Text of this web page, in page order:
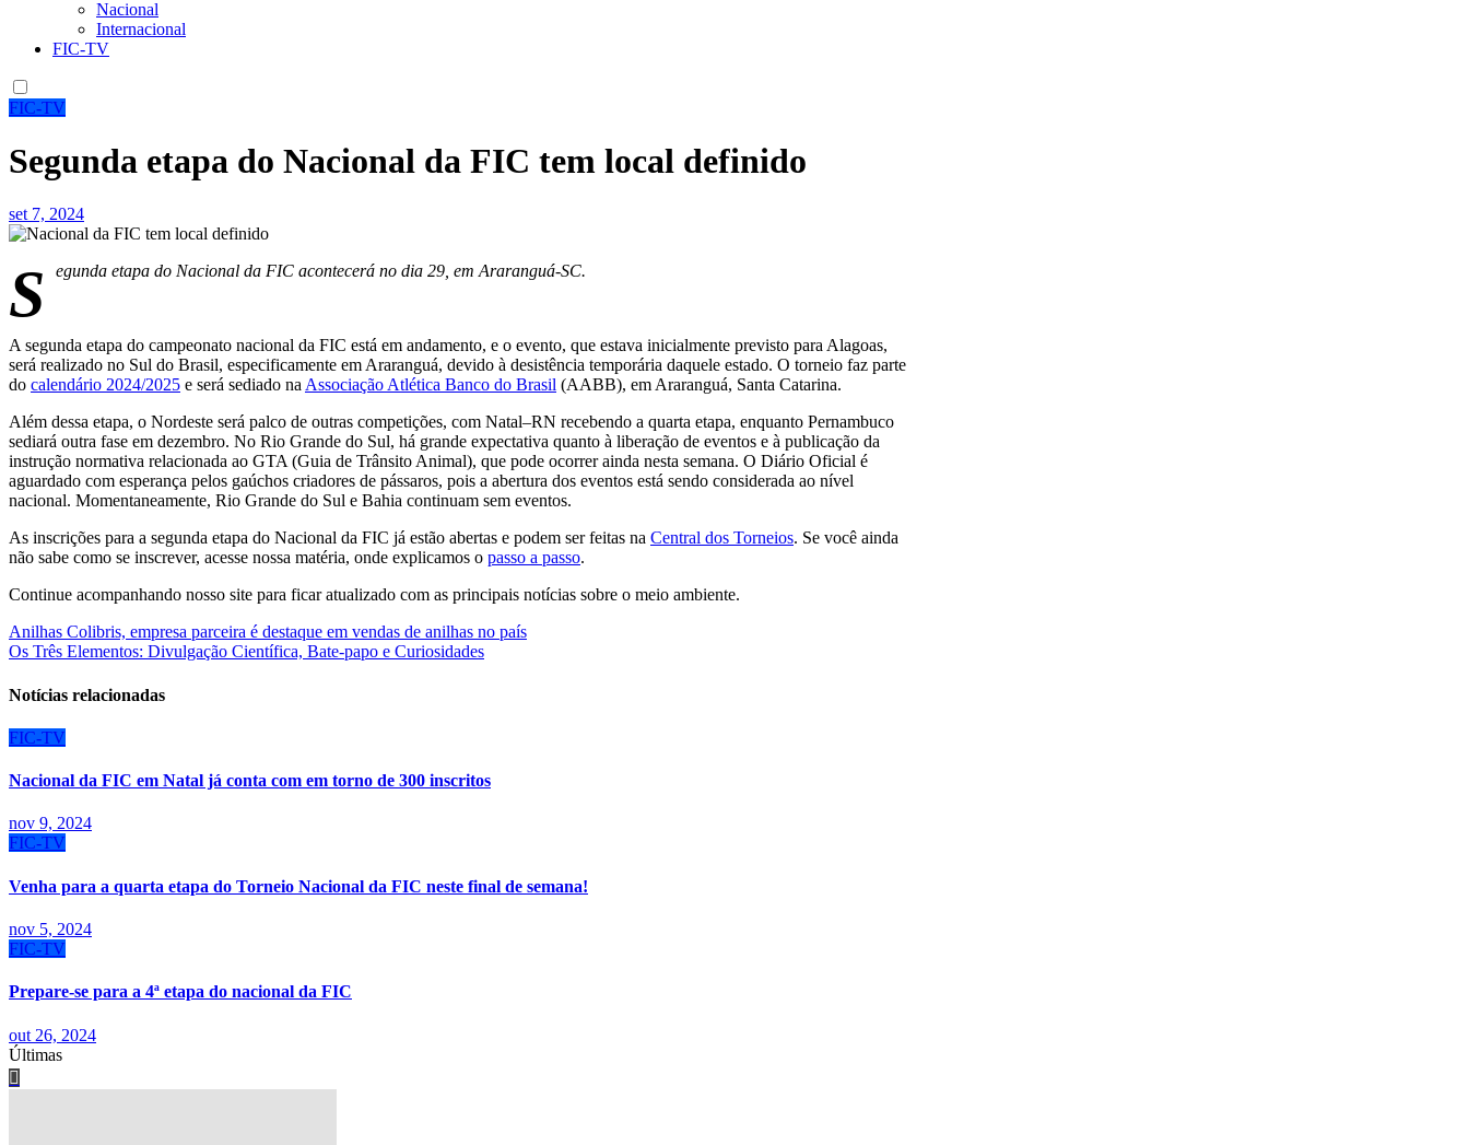
Nacional
Internacional
FIC-TV
FIC-TV
Segunda etapa do Nacional da FIC tem local definido
set 7, 2024
S egunda etapa do Nacional da FIC acontecerá no dia 29, em Araranguá-SC.
A segunda etapa do campeonato nacional da FIC está em andamento, e o evento, que estava inicialmente previsto para Alagoas,
será realizado no Sul do Brasil, especificamente em Araranguá, devido à desistência temporária daquele estado. O torneio faz parte
do calendário 2024/2025 e será sediado na Associação Atlética Banco do Brasil (AABB), em Araranguá, Santa Catarina.
Além dessa etapa, o Nordeste será palco de outras competições, com Natal–RN recebendo a quarta etapa, enquanto Pernambuco
sediará outra fase em dezembro. No Rio Grande do Sul, há grande expectativa quanto à liberação de eventos e à publicação da
instrução normativa relacionada ao GTA (Guia de Trânsito Animal), que pode ocorrer ainda nesta semana. O Diário Oficial é
aguardado com esperança pelos gaúchos criadores de pássaros, pois a abertura dos eventos está sendo considerada ao nível
nacional. Momentaneamente, Rio Grande do Sul e Bahia continuam sem eventos.
As inscrições para a segunda etapa do Nacional da FIC já estão abertas e podem ser feitas na Central dos Torneios. Se você ainda
não sabe como se inscrever, acesse nossa matéria, onde explicamos o passo a passo.
Continue acompanhando nosso site para ficar atualizado com as principais notícias sobre o meio ambiente.
Navegação
de
Post
Anilhas Colibris, empresa parceira é destaque em vendas de anilhas no país
Os Três Elementos: Divulgação Científica, Bate-papo e Curiosidades
Notícias relacionadas
FIC-TV
Nacional da FIC em Natal já conta com em torno de 300 inscritos
nov 9, 2024
FIC-TV
Venha para a quarta etapa do Torneio Nacional da FIC neste final de semana!
nov 5, 2024
FIC-TV
Prepare-se para a 4ª etapa do nacional da FIC
out 26, 2024
Últimas